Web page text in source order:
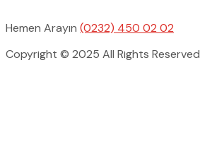
Hemen Arayın (0232) 450 02 02
Copyright © 2025 All Rights Reserved